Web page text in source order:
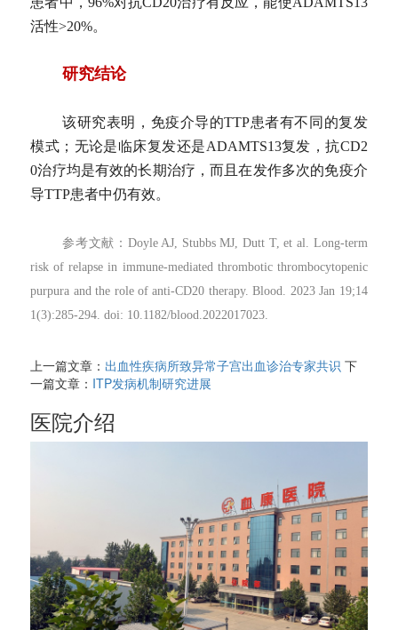
活性>20%。
研究结论
该研究表明，免疫介导的TTP患者有不同的复发
模式；无论是临床复发还是ADAMTS13复发，抗CD2
0治疗均是有效的长期治疗，而且在发作多次的免疫介
导TTP患者中仍有效。
参考文献：Doyle AJ, Stubbs MJ, Dutt T, et al. Long-term
risk of relapse in immune-mediated thrombotic thrombocytopenic
purpura and the role of anti-CD20 therapy. Blood. 2023 Jan 19;14
1(3):285-294. doi: 10.1182/blood.2022017023.
上一篇文章： 出血性疾病所致异常子宫出血诊治专家共识 下
一篇文章： ITP发病机制研究进展
医院介绍